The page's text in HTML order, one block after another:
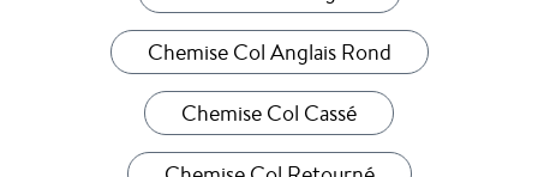
Chemise Col Anglais Rond
Chemise Col Cassé